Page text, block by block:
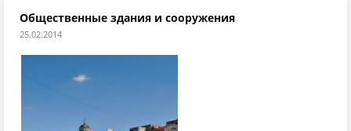
Общественные здания и сооружения
25.02.2014